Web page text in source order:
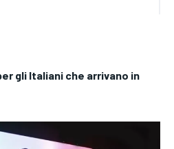
gli Italiani che arrivano in